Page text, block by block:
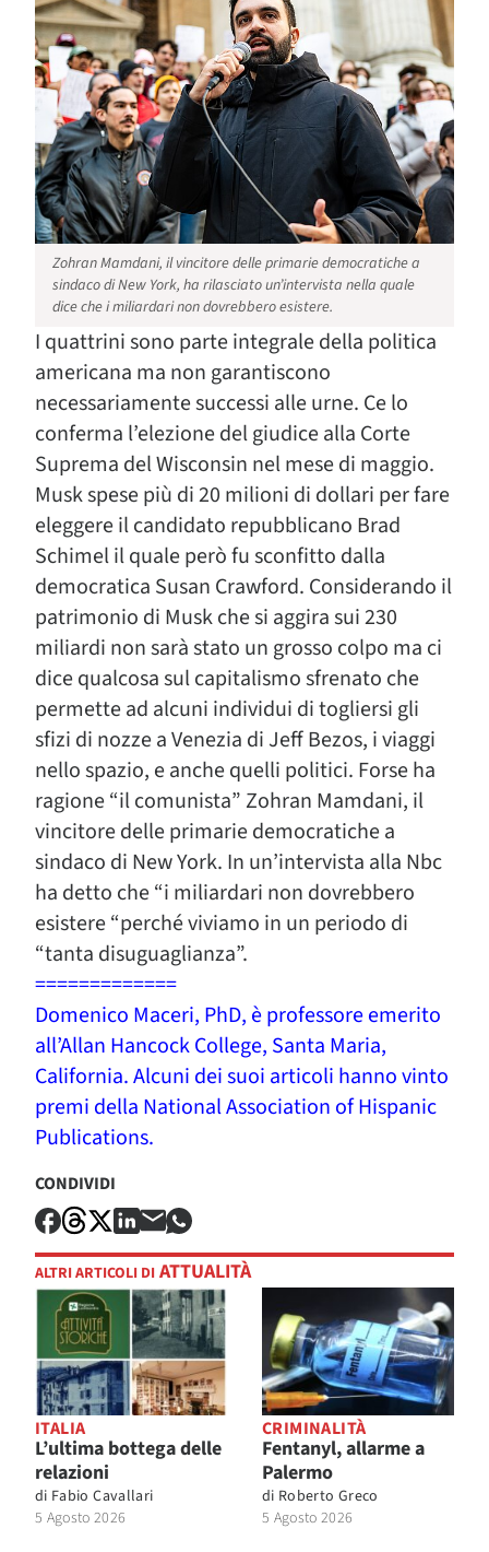
Zohran Mamdani, il vincitore delle primarie democratiche a
sindaco di New York, ha rilasciato un’intervista nella quale
dice che i miliardari non dovrebbero esistere.
I quattrini sono parte integrale della politica
americana ma non garantiscono
necessariamente successi alle urne. Ce lo
conferma l’elezione del giudice alla Corte
Suprema del Wisconsin nel mese di maggio.
Musk spese più di 20 milioni di dollari per fare
eleggere il candidato repubblicano Brad
Schimel il quale però fu sconfitto dalla
democratica Susan Crawford. Considerando il
patrimonio di Musk che si aggira sui 230
miliardi non sarà stato un grosso colpo ma ci
dice qualcosa sul capitalismo sfrenato che
permette ad alcuni individui di togliersi gli
sfizi di nozze a Venezia di Jeff Bezos, i viaggi
nello spazio, e anche quelli politici. Forse ha
ragione “il comunista” Zohran Mamdani, il
vincitore delle primarie democratiche a
sindaco di New York. In un’intervista alla Nbc
ha detto che “i miliardari non dovrebbero
esistere “perché viviamo in un periodo di
“tanta disuguaglianza”.
=============
Domenico Maceri, PhD, è professore emerito
all’Allan Hancock College, Santa Maria,
California. Alcuni dei suoi articoli hanno vinto
premi della National Association of Hispanic
Publications.
CONDIVIDI
ALTRI ARTICOLI DI ATTUALITÀ
ITALIA
L’ultima bottega delle
relazioni
di Fabio Cavallari
5 Agosto 2026
CRIMINALITÀ
Fentanyl, allarme a
Palermo
di Roberto Greco
5 Agosto 2026